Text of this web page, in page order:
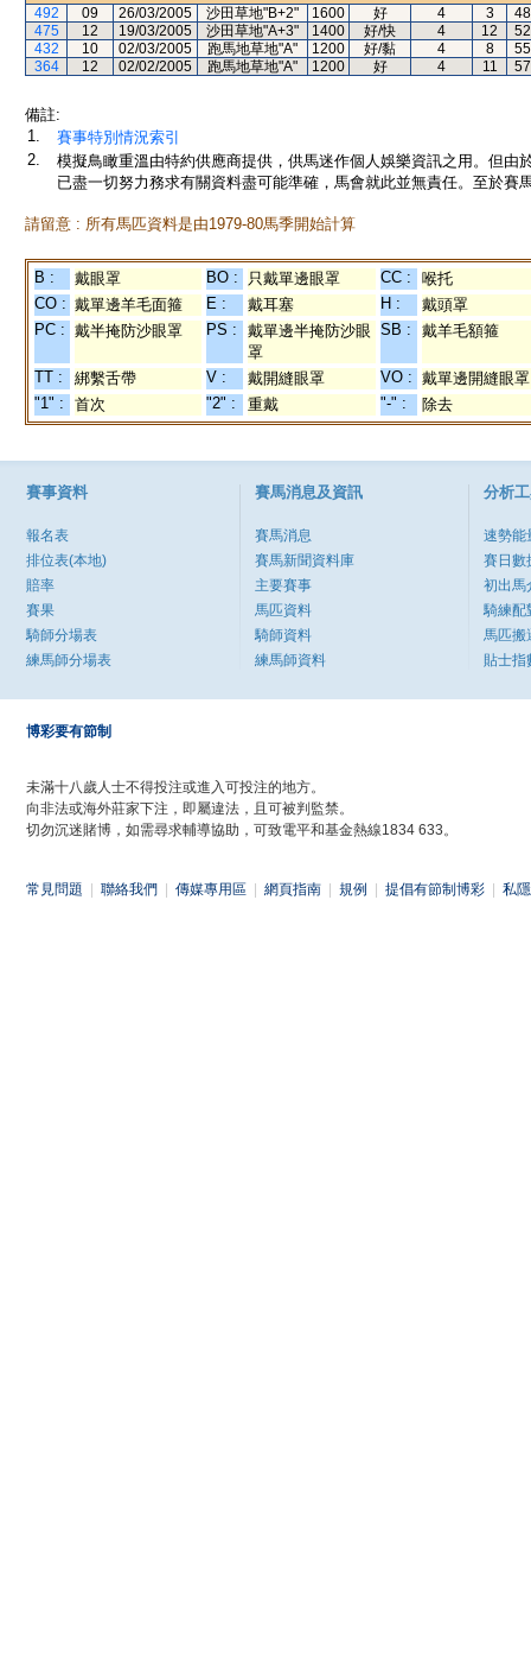
492
09 26/03/2005 沙田草地"B+2" 1600 好 4 3
48
475
12 19/03/2005 沙田草地"A+3" 1400 好/快 4 12
52
432
10 02/03/2005 跑馬地草地"A" 1200 好/黏 4 8
55
364
12 02/02/2005 跑馬地草地"A" 1200 好 4 11 57
備註:
1.
賽事特別情況索引
2.
模擬鳥瞰重溫由特約供應商提供，供馬迷作個人娛樂資訊之用。但
已盡一切努力務求有關資料盡可能準確，馬會就此並無責任。至於賽
請留意 : 所有馬匹資料是由1979-80馬季開始計算
B : 戴眼罩 BO : 只戴單邊眼罩 CC :
喉托
CO : 戴單邊羊毛面箍 E : 戴耳塞 H :
戴頭罩
PC : 戴半掩防沙眼罩 PS :
戴單邊半掩防沙眼
罩
SB : 戴羊毛額箍
TT : 綁繫舌帶 V : 戴開縫眼罩 VO : 戴單邊開縫眼罩
"1" :
首次 "2" : 重戴 "-" : 除去
賽事資料
報名表
排位表(本地)
賠率
賽果
騎師分場表
練馬師分場表
賽馬消息及資訊
賽馬消息
賽馬新聞資料庫
主要賽事
馬匹資料
騎師資料
練馬師資料
分析
速勢能
賽日數
初出馬
騎練配
馬匹搬
貼士指
博彩要有節制
未滿十八歲人士不得投注或進入可投注的地方。
向非法或海外莊家下注，即屬違法，且可被判監禁。
切勿沉迷賭博，如需尋求輔導協助，可致電平和基金熱線1834 633。
常見問題 聯絡我們 傳媒專用區 網頁指南 規例 提倡有節制博彩 私